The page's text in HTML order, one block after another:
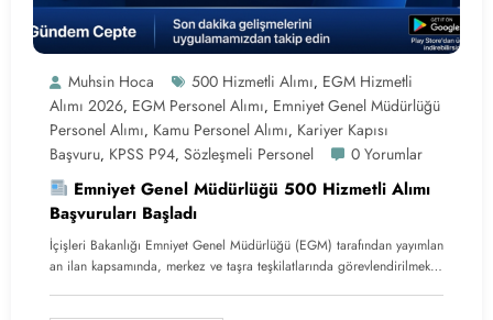
Muhsin Hoca 500 Hizmetli Alımı, EGM Hizmetli
Alımı 2026, EGM Personel Alımı, Emniyet Genel Müdürlüğü
Personel Alımı, Kamu Personel Alımı, Kariyer Kapısı
Başvuru, KPSS P94, Sözleşmeli Personel 0 Yorumlar
Emniyet Genel Müdürlüğü 500 Hizmetli Alımı
Başvuruları Başladı
İçişleri Bakanlığı Emniyet Genel Müdürlüğü (EGM) tarafından yayımlan
an ilan kapsamında, merkez ve taşra teşkilatlarında görevlendirilmek…